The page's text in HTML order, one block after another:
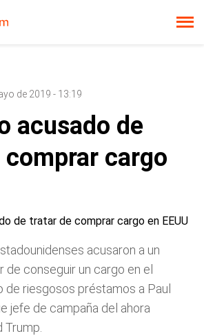
de 2019 - 13:19
acusado de
cargo
acusaron a un
de conseguir un cargo en el
de riesgosos préstamos a Paul
jefe de campaña del ahora